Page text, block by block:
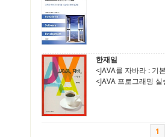
한재일
<JAVA를 자바라 : 기
<JAVA 프로그래밍 실
1